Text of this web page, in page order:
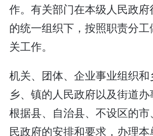
作。有关部门在本级人民政
的统一组织下，按照职责分
关工作。
机关、团体、企业事业组织和
乡、镇的人民政府以及街道办
根据县、自治县、不设区的市
民政府的安排和要求，办理